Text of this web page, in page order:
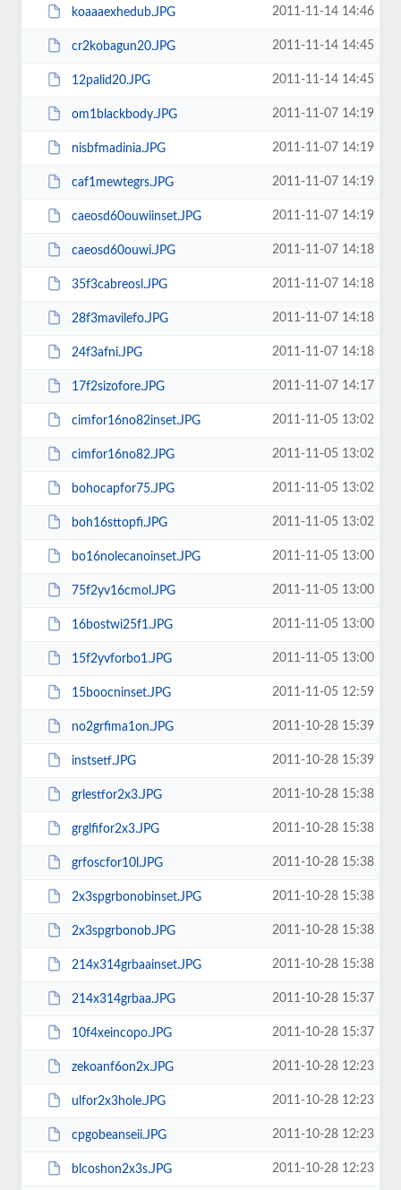
koaaaexhedub.JPG 2011-11-14 14:46
cr2kobagun20.JPG 2011-11-14 14:45
12palid20.JPG 2011-11-14 14:45
om1blackbody.JPG 2011-11-07 14:19
nisbfmadinia.JPG 2011-11-07 14:19
caf1mewtegrs.JPG 2011-11-07 14:19
caeosd60ouwiinset.JPG 2011-11-07 14:19
caeosd60ouwi.JPG 2011-11-07 14:18
35f3cabreosl.JPG 2011-11-07 14:18
28f3mavilefo.JPG 2011-11-07 14:18
24f3afni.JPG 2011-11-07 14:18
17f2sizofore.JPG 2011-11-07 14:17
cimfor16no82inset.JPG 2011-11-05 13:02
cimfor16no82.JPG 2011-11-05 13:02
bohocapfor75.JPG 2011-11-05 13:02
boh16sttopfi.JPG 2011-11-05 13:02
bo16nolecanoinset.JPG 2011-11-05 13:00
75f2yv16cmol.JPG 2011-11-05 13:00
16bostwi25f1.JPG 2011-11-05 13:00
15f2yvforbo1.JPG 2011-11-05 13:00
15boocninset.JPG 2011-11-05 12:59
no2grfima1on.JPG 2011-10-28 15:39
instsetf.JPG 2011-10-28 15:39
grlestfor2x3.JPG 2011-10-28 15:38
grglfifor2x3.JPG 2011-10-28 15:38
grfoscfor10l.JPG 2011-10-28 15:38
2x3spgrbonobinset.JPG 2011-10-28 15:38
2x3spgrbonob.JPG 2011-10-28 15:38
214x314grbaainset.JPG 2011-10-28 15:38
214x314grbaa.JPG 2011-10-28 15:37
10f4xeincopo.JPG 2011-10-28 15:37
zekoanf6on2x.JPG 2011-10-28 12:23
ulfor2x3hole.JPG 2011-10-28 12:23
cpgobeanseii.JPG 2011-10-28 12:23
blcoshon2x3s.JPG 2011-10-28 12:23